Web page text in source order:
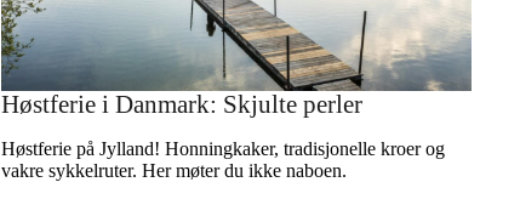
Høstferie i Danmark: Skjulte perler
Høstferie på Jylland! Honningkaker, tradisjonelle kroer og
vakre sykkelruter. Her møter du ikke naboen.